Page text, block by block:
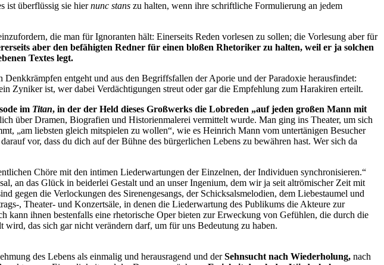
ist überflüssig sie hiernunc stans zu halten, wenn ihre schriftliche Formulierung an jedem
die man für Ignoranten hält: Einerseits Reden vorlesen zu sollen; die Vorlesung aber für
aber den befähigten Redner für einen bloßen Rhetoriker zu halten, weil er ja solchen
Textes legt.
entgeht und aus den Begriffsfallen der Aporie und der Paradoxie herausfindet:
Zyniker ist, wer dabei Verdächtigungen streut oder gar die Empfehlung zum Harakiren erteilt.
im Titan, in der der Held dieses Großwerks die Lobreden „auf jeden großen Mann mit
über Dramen, Biografien und Historienmalerei vermittelt wurde. Man ging ins Theater, um sich
„am liebsten gleich mitspielen zu wollen“, wie es Heinrich Mann vom untertänigen Besucher
vor, dass du dich auf der Bühne des bürgerlichen Lebens zu bewähren hast. Wer sich da
Chöre mit den intimen Liederwartungen der Einzelnen, der Individuen synchronisieren.“
an das Glück in beiderlei Gestalt und an unser Ingenium, dem wir ja seit altrömischer Zeit mit
die Verlockungen des Sirenengesangs, der Schicksalsmelodien, dem Liebestaumel und
, Theater- und Konzertsäle, in denen die Liederwartung des Publikums die Akteure zur
ihnen bestenfalls eine rhetorische Oper bieten zur Erweckung von Gefühlen, die durch die
das sich gar nicht verändern darf, um für uns Bedeutung zu haben.
des Lebens als einmalig und herausragend und derSehnsucht nach Wiederholung, nach